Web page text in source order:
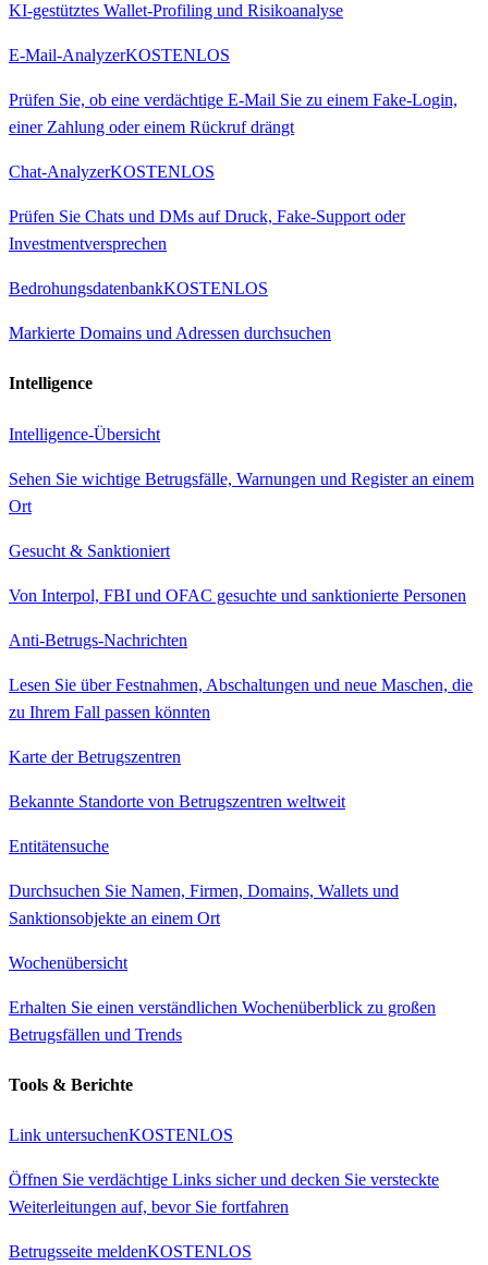
KI-gestütztes Wallet-Profiling und Risikoanalyse
E-Mail-AnalyzerKOSTENLOS
Prüfen Sie, ob eine verdächtige E-Mail Sie zu einem Fake-Login,
einer Zahlung oder einem Rückruf drängt
Chat-AnalyzerKOSTENLOS
Prüfen Sie Chats und DMs auf Druck, Fake-Support oder
Investmentversprechen
BedrohungsdatenbankKOSTENLOS
Markierte Domains und Adressen durchsuchen
Intelligence
Intelligence-Übersicht
Sehen Sie wichtige Betrugsfälle, Warnungen und Register an einem
Ort
Gesucht & Sanktioniert
Von Interpol, FBI und OFAC gesuchte und sanktionierte Personen
Anti-Betrugs-Nachrichten
Lesen Sie über Festnahmen, Abschaltungen und neue Maschen, die
zu Ihrem Fall passen könnten
Karte der Betrugszentren
Bekannte Standorte von Betrugszentren weltweit
Entitätensuche
Durchsuchen Sie Namen, Firmen, Domains, Wallets und
Sanktionsobjekte an einem Ort
Wochenübersicht
Erhalten Sie einen verständlichen Wochenüberblick zu großen
Betrugsfällen und Trends
Tools & Berichte
Link untersuchenKOSTENLOS
Öffnen Sie verdächtige Links sicher und decken Sie versteckte
Weiterleitungen auf, bevor Sie fortfahren
Betrugsseite meldenKOSTENLOS